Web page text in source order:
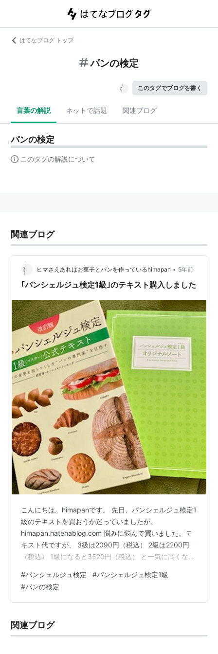
はてなブログ トップ
パンの検定
このタグでブログを書く
言葉の解説 ネットで話題 関連ブログ
パンの検定
このタグの解説について
関連ブログ
ヒマさえあればお菓子とパンを作っているhimapan • 5年前
｢パンシェルジュ検定1級｣のテキスト購入しました
こんにちは。himapanです。 先日、パンシェルジュ検定1
級のテキストを買おうか迷っていましたが、
himapan.hatenablog.com 悩みに悩んで買いました。テ
キスト代ですが、 3級は2090円（税込） 2級は2200円
（税込） 1級になると3520円（税込） と一気に高くなり
が入っています。 テキストの内容は、 パンと料理 パン
と健康作り パン作りの工程 パンの未来学 パンのサービ
ス学 パンシェルジュに期待すること となっています。
用編で何とかできそうだけど、第4章以降がチ…
#パンシェルジュ検定 #パンシェルジュ検定1級
#パンの検定
関連ブログ